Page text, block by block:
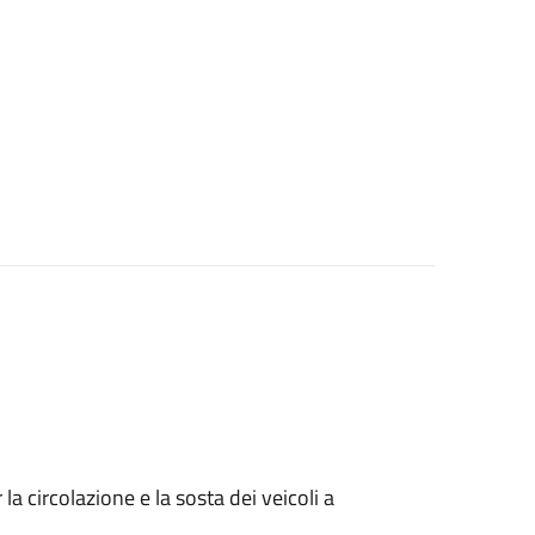
circolazione e la sosta dei veicoli a